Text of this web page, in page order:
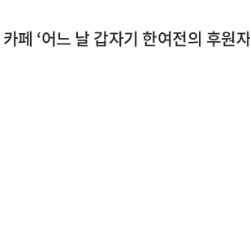
페 ‘어느 날 갑자기 한여전의 후원